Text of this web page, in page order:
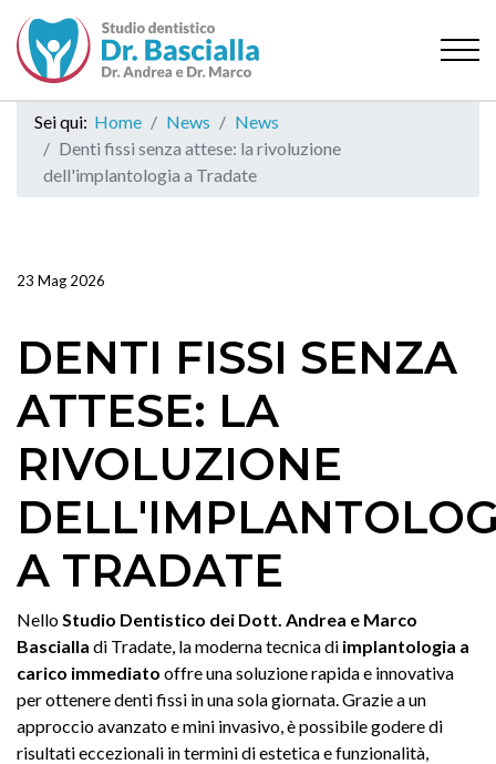
Sei qui: Home News
News
Denti fissi senza attese: la rivoluzione
dell'implantologia a Tradate
23 Mag 2026
DENTI FISSI SENZA
ATTESE: LA
RIVOLUZIONE
A TRADATE
NelloStudio Dentistico dei Dott. Andrea e Marco
Bascialla di Tradate, la moderna tecnica di implantologia a
carico immediato offre una soluzione rapida e innovativa
per ottenere denti fissi in una sola giornata. Grazie a un
approccio avanzato e mini invasivo, è possibile godere di
risultati eccezionali in termini di estetica e funzionalità,